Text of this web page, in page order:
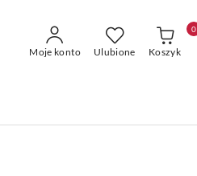
Moje konto Ulubione Koszyk
0